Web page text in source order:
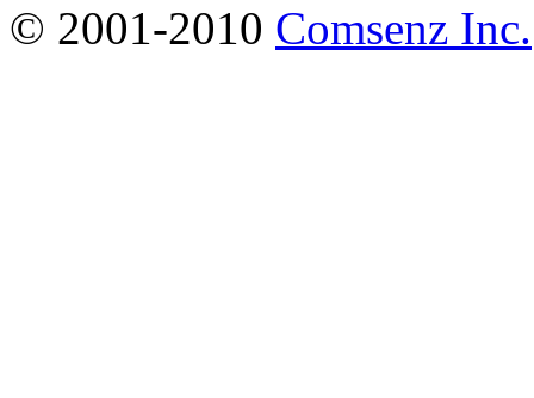
© 2001-2010 Comsenz Inc.